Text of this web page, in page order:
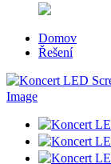
Domov
Řešení